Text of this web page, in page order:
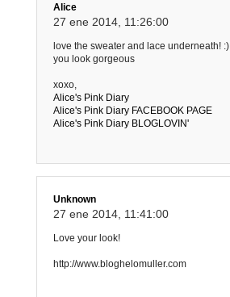
Alice
27 ene 2014, 11:26:00
love the sweater and lace underneath! :)
you look gorgeous
xoxo,
Alice's Pink Diary
Alice's Pink Diary FACEBOOK PAGE
Alice's Pink Diary BLOGLOVIN'
Unknown
27 ene 2014, 11:41:00
Love your look!
http://www.bloghelomuller.com